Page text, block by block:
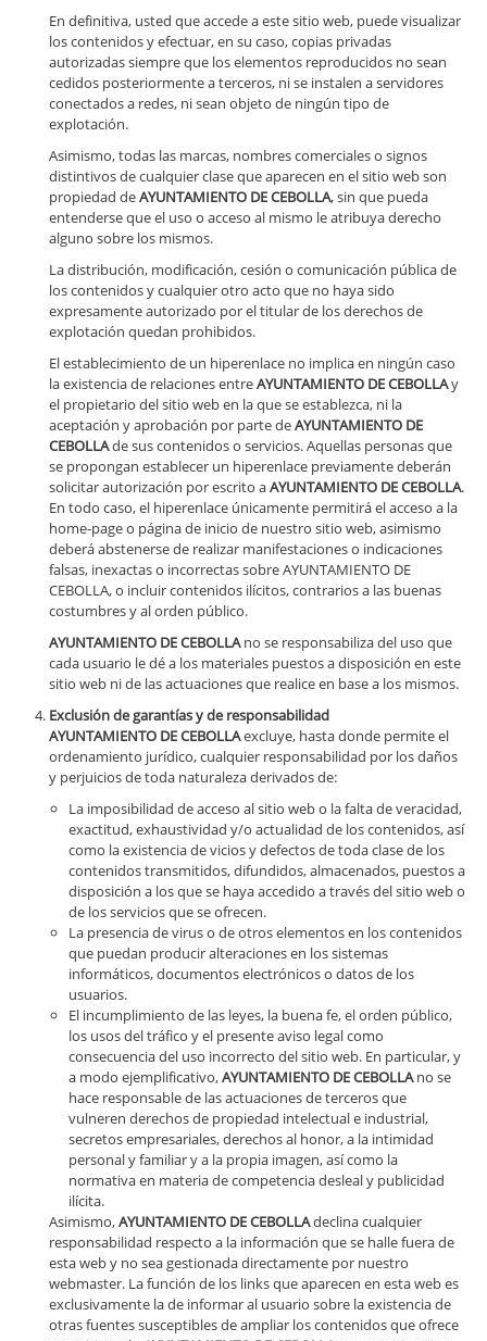
En definitiva, usted que accede a este sitio web, puede visualizar
los contenidos y efectuar, en su caso, copias privadas
autorizadas siempre que los elementos reproducidos no sean
cedidos posteriormente a terceros, ni se instalen a servidores
conectados a redes, ni sean objeto de ningún tipo de
explotación.
Asimismo, todas las marcas, nombres comerciales o signos
distintivos de cualquier clase que aparecen en el sitio web son
propiedad deAYUNTAMIENTO DE CEBOLLA, sin que pueda
entenderse que el uso o acceso al mismo le atribuya derecho
alguno sobre los mismos.
La distribución, modificación, cesión o comunicación pública de
los contenidos y cualquier otro acto que no haya sido
expresamente autorizado por el titular de los derechos de
explotación quedan prohibidos.
El establecimiento de un hiperenlace no implica en ningún caso
la existencia de relaciones entreAYUNTAMIENTO DE CEBOLLAy
el propietario del sitio web en la que se establezca, ni la
aceptación y aprobación por parte deAYUNTAMIENTO DE
CEBOLLAde sus contenidos o servicios. Aquellas personas que
se propongan establecer un hiperenlace previamente deberán
solicitar autorización por escrito aAYUNTAMIENTO DE CEBOLLA.
En todo caso, el hiperenlace únicamente permitirá el acceso a la
home-page o página de inicio de nuestro sitio web, asimismo
deberá abstenerse de realizar manifestaciones o indicaciones
falsas, inexactas o incorrectas sobre AYUNTAMIENTO DE
CEBOLLA, o incluir contenidos ilícitos, contrarios a las buenas
costumbres y al orden público.
AYUNTAMIENTO DE CEBOLLAno se responsabiliza del uso que
cada usuario le dé a los materiales puestos a disposición en este
sitio web ni de las actuaciones que realice en base a los mismos.
Exclusión de garantías y de responsabilidad
AYUNTAMIENTO DE CEBOLLAexcluye, hasta donde permite el
ordenamiento jurídico, cualquier responsabilidad por los daños
y perjuicios de toda naturaleza derivados de:
La imposibilidad de acceso al sitio web o la falta de veracidad,
exactitud, exhaustividad y/o actualidad de los contenidos, así
como la existencia de vicios y defectos de toda clase de los
contenidos transmitidos, difundidos, almacenados, puestos a
disposición a los que se haya accedido a través del sitio web o
de los servicios que se ofrecen.
La presencia de virus o de otros elementos en los contenidos
que puedan producir alteraciones en los sistemas
informáticos, documentos electrónicos o datos de los
usuarios.
El incumplimiento de las leyes, la buena fe, el orden público,
los usos del tráfico y el presente aviso legal como
consecuencia del uso incorrecto del sitio web. En particular, y
a modo ejemplificativo,AYUNTAMIENTO DE CEBOLLAno se
hace responsable de las actuaciones de terceros que
vulneren derechos de propiedad intelectual e industrial,
secretos empresariales, derechos al honor, a la intimidad
personal y familiar y a la propia imagen, así como la
normativa en materia de competencia desleal y publicidad
ilícita.
Asimismo,AYUNTAMIENTO DE CEBOLLAdeclina cualquier
responsabilidad respecto a la información que se halle fuera de
esta web y no sea gestionada directamente por nuestro
webmaster. La función de los links que aparecen en esta web es
exclusivamente la de informar al usuario sobre la existencia de
otras fuentes susceptibles de ampliar los contenidos que ofrece